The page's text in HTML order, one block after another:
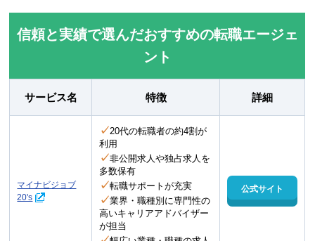
信頼と実績で選んだおすすめの転職エージェ
ント
サービス名 特徴 詳細
マイナビジョブ
20's
✓20代の転職者の約4割が
利用
✓非公開求人や独占求人を
多数保有
✓転職サポートが充実
✓業界・職種別に専門性の
高いキャリアアドバイザー
が担当
公式サイト